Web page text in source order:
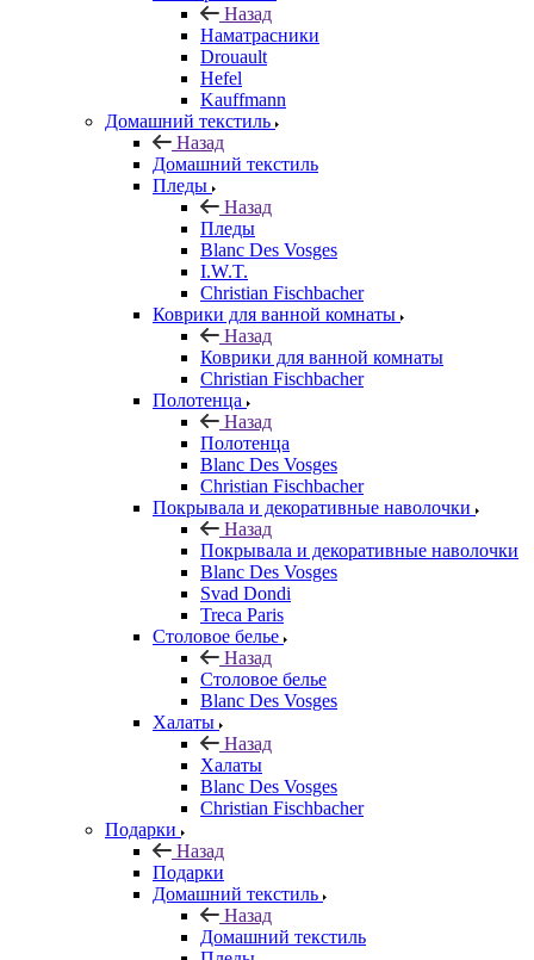
Назад
Наматрасники
Drouault
Hefel
Kauffmann
Домашний текстиль
Назад
Домашний текстиль
Пледы
Назад
Пледы
Blanc Des Vosges
I.W.T.
Christian Fischbacher
Коврики для ванной комнаты
Назад
Коврики для ванной комнаты
Christian Fischbacher
Полотенца
Назад
Полотенца
Blanc Des Vosges
Christian Fischbacher
Покрывала и декоративные наволочки
Назад
Покрывала и декоративные наволочки
Blanc Des Vosges
Svad Dondi
Treca Paris
Столовое белье
Назад
Столовое белье
Blanc Des Vosges
Халаты
Назад
Халаты
Blanc Des Vosges
Christian Fischbacher
Подарки
Назад
Подарки
Домашний текстиль
Назад
Домашний текстиль